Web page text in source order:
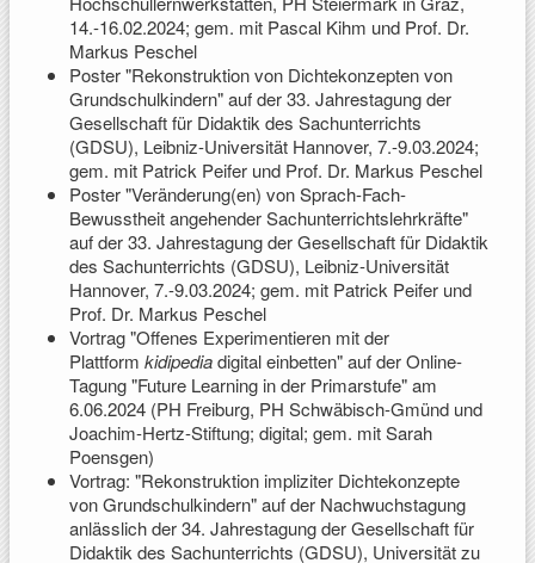
14.-16.02.2024; gem. mit Pascal Kihm und Prof. Dr.
Markus Peschel
Poster "Rekonstruktion von Dichtekonzepten von
Grundschulkindern" auf der 33. Jahrestagung der
Gesellschaft für Didaktik des Sachunterrichts
(GDSU), Leibniz-Universität Hannover, 7.-9.03.2024;
gem. mit Patrick Peifer und Prof. Dr. Markus Peschel
Poster "Veränderung(en) von Sprach-Fach-
Bewusstheit angehender Sachunterrichtslehrkräfte"
auf der 33. Jahrestagung der Gesellschaft für Didaktik
des Sachunterrichts (GDSU), Leibniz-Universität
Hannover, 7.-9.03.2024; gem. mit Patrick Peifer und
Prof. Dr. Markus Peschel
Vortrag "Offenes Experimentieren mit der
Plattform kidipediadigital einbetten" auf der Online-
Tagung "Future Learning in der Primarstufe" am
6.06.2024 (PH Freiburg, PH Schwäbisch-Gmünd und
Joachim-Hertz-Stiftung; digital; gem. mit Sarah
Poensgen)
Vortrag: "Rekonstruktion impliziter Dichtekonzepte
von Grundschulkindern" auf der Nachwuchstagung
anlässlich der 34. Jahrestagung der Gesellschaft für
Didaktik des Sachunterrichts (GDSU), Universität zu